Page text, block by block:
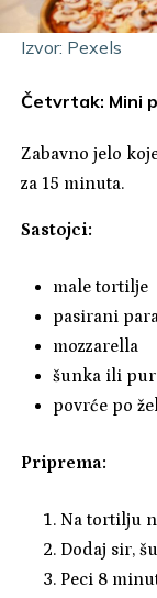
Izvor: Pexels
Četvrtak: Mini
Zabavno jelo
za 15 minuta.
Sastojci:
male tortilje
pasirani
mozzarella
šunka ili
povrće po
Priprema:
Na tortilju
Dodaj sir,
Peci 8